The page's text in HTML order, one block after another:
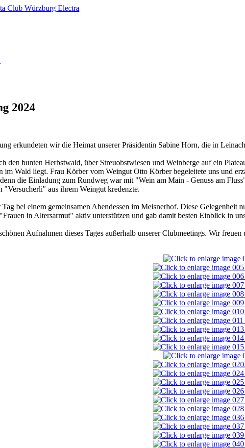
2024
erkundeten wir die Heimat unserer Präsidentin Sabine Horn, die in
den bunten Herbstwald, über Streuobstwiesen und Weinberge auf ein
Wald liegt. Frau Körber vom Weingut Otto Körber begeleitete uns und
die Einladung zum Rundweg war mit "Wein am Main - Genuss am
aus ihrem Weingut kredenzte.
bei einem gemeinsamen Abendessen im Meisnerhof. Diese
in Altersarmut" aktiv unterstützen und gab damit besten Einblick in
Aufnahmen dieses Tages außerhalb unserer Clubmeetings. Wir